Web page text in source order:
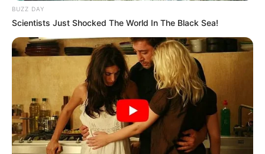
BUZZ DAY
Scientists Just Shocked The World In The Black Sea!